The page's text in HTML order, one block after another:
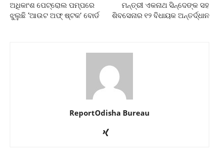
ଅଧିକାଂଶ ପେଟ୍ରୋଲ ପମ୍ପରେ
ଝୁଲୁଛି ‘ଆଉଟ ଅଫ୍‍ ଷ୍ଟକ’ ବୋର୍ଡ
ମନ୍ତ୍ରୀ ଏକନାଥ ସିନ୍ଦେଙ୍କ ସହ
ଶିବସେନାର ୧୨ ବିଧାୟକ ଅନ୍ତର୍ଦ୍ଧାନ
ReportOdisha Bureau